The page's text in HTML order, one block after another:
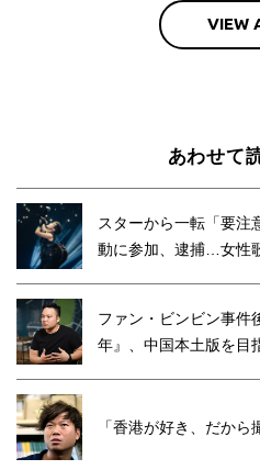
VIEW
あわせて
スターから一転「要注
動に参加、逮捕…女性
ファン・ビンビン事
年』、中国本土版を目
「香港が好き、だか